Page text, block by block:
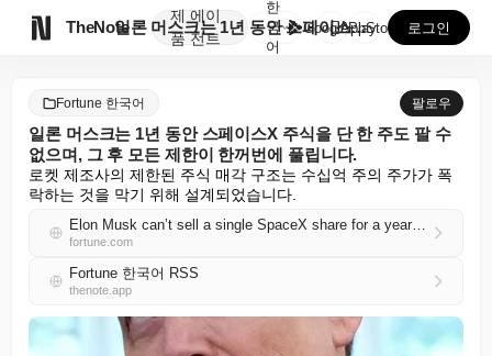
TheNote
제
품
에이
전트
일론 머스크는 1년 동안 스페이스X 주식을 단 한 주도...
한
국
어
GooglePlay
AppStore 로그인
Fortune 한국어 팔로우
일론 머스크는 1년 동안 스페이스X 주식을 단 한 주도 팔 수
없으며, 그 후 모든 제한이 한꺼번에 풀립니다.
로켓 제조사의 제한된 주식 매각 구조는 수십억 주의 주가가 폭
락하는 것을 막기 위해 설계되었습니다.
Elon Musk can’t sell a single SpaceX share for a year—and then all the locks crack open at once
fortune.com
Fortune 한국어 RSS
thenote.app